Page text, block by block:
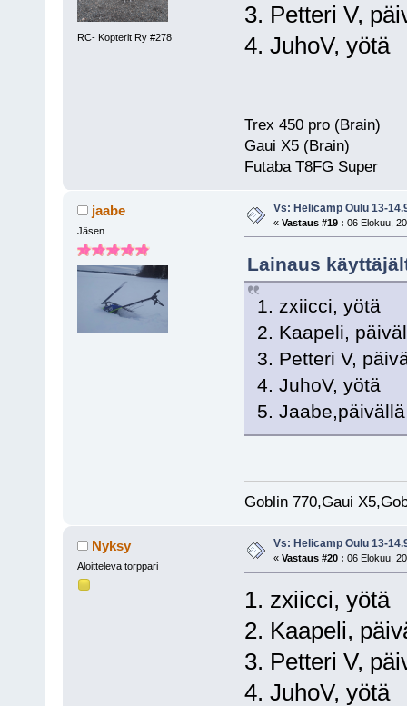
RC- Kopterit Ry #278
3. Petteri V,
4. JuhoV, yötä
Trex 450 pro (Brain)
Gaui X5 (Brain)
Futaba T8FG Super
jaabe
Jäsen
Vs: Helicamp Oulu 13-
« Vastaus #19 : 06 Elokuu,
Lainaus
1. zxiicci, yötä
2. Kaapeli,
3. Petteri V,
4. JuhoV, yötä
5. Jaabe,päivällä
Goblin 770,Gaui
Nyksy
Aloitteleva torppari
Vs: Helicamp Oulu 13-
« Vastaus #20 : 06 Elokuu,
1. zxiicci, yötä
2. Kaapeli,
3. Petteri V,
4. JuhoV, yötä